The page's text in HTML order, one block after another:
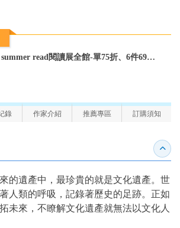
summer read閱讀展全館-單75折、6件69折～全館任選
錄 作家介紹 推薦專區 訂購須知
收合
的遺產中，最珍貴的就是文化遺產。世
人類的呼吸，記錄著歷史的足跡。正如
未來，不瞭解文化遺產就無法以文化人